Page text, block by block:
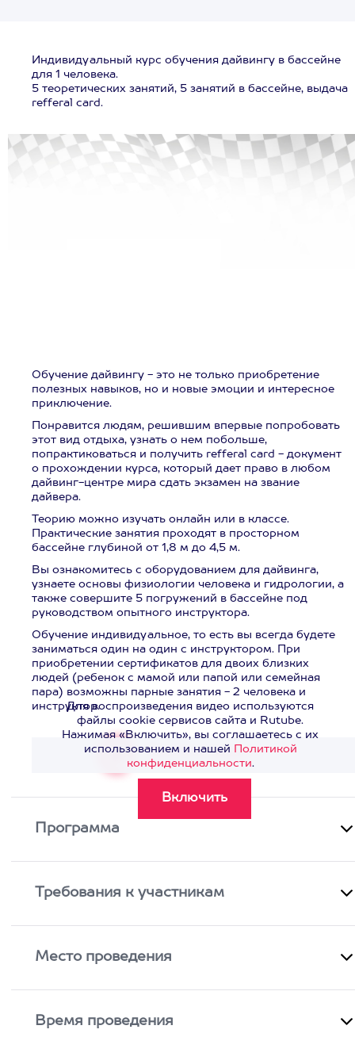
Индивидуальный курс обучения дайвингу в бассейне
для 1 человека.
5 теоретических занятий, 5 занятий в бассейне, выдача
refferal card.
Обучение дайвингу - это не только приобретение
полезных навыков, но и новые эмоции и интересное
приключение.
Понравится людям, решившим впервые попробовать
этот вид отдыха, узнать о нем побольше,
попрактиковаться и получить refferal card - документ
о прохождении курса, который дает право в любом
дайвинг-центре мира сдать экзамен на звание
дайвера.
Теорию можно изучать онлайн или в классе.
Практические занятия проходят в просторном
бассейне глубиной от 1,8 м до 4,5 м.
Вы ознакомитесь с оборудованием для дайвинга,
узнаете основы физиологии человека и гидрологии, а
также совершите 5 погружений в бассейне под
руководством опытного инструктора.
Обучение индивидуальное, то есть вы всегда будете
заниматься один на один с инструктором. При
приобретении сертификатов для двоих близких
людей (ребенок с мамой или папой или семейная
пара) возможны парные занятия - 2 человека и
инструктор.
Смотреть видео>
Для воспроизведения видео используются
файлы cookie сервисов сайта и Rutube.
Нажимая «Включить», вы соглашаетесь с их
использованием и нашей Политикой
конфиденциальности.
Программа
Требования к участникам
Место проведения
Время проведения